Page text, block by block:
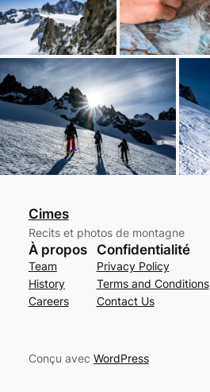
Cimes
Recits et photos de montagne
À propos
Team
History
Careers
Confidentialité
Privacy Policy
Terms and Conditions
Contact Us
Conçu avec WordPress